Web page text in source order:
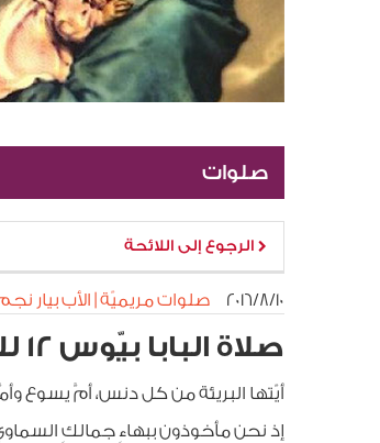
صلوات
الرجوع إلى اللائحة
١٠‏/٨‏/٢٠١٦ صلوات مريميّة | الأب بيار
صلاة البابا بيّوس 12 للعذراء
أيّتها البريئة من كل دنس، أمَّ يسوع
إذ نحن مأخوذون ببهاءِ جمالكِ